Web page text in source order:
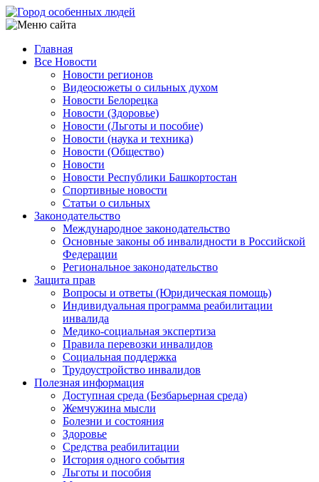
Перейти
к
содержанию
Main
navigation
Главная
Все Новости
Новости регионов
Видеосюжеты о сильных духом
Новости Белорецка
Новости (Здоровье)
Новости (Льготы и пособие)
Новости (наука и техника)
Новости (Общество)
Новости
Новости Республики Башкортостан
Спортивные новости
Статьи о сильных
Законодательство
Международное законодательство
Основные законы об инвалидности в Российской
Федерации
Региональное законодательство
Защита прав
Вопросы и ответы (Юридическая помощь)
Индивидуальная программа реабилитации
инвалида
Медико-социальная экспертиза
Правила перевозки инвалидов
Социальная поддержка
Трудоустройство инвалидов
Полезная информация
Доступная среда (Безбарьерная среда)
Жемчужина мысли
Болезни и состояния
Здоровье
Средства реабилитации
История одного события
Льготы и пособия